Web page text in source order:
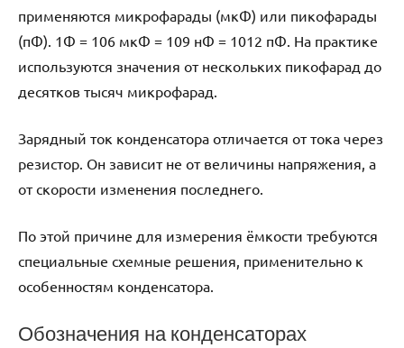
применяются микрофарады (мкФ) или пикофарады
(пФ). 1Ф = 106 мкФ = 109 нФ = 1012 пФ. На практике
используются значения от нескольких пикофарад до
десятков тысяч микрофарад.
Зарядный ток конденсатора отличается от тока через
резистор. Он зависит не от величины напряжения, а
от скорости изменения последнего.
По этой причине для измерения ёмкости требуются
специальные схемные решения, применительно к
особенностям конденсатора.
Обозначения на конденсаторах